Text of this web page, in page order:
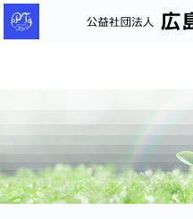
公
益
島